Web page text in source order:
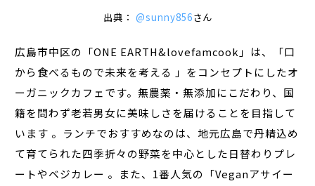
出典： @sunny856さん
広島市中区の「ONE EARTH&lovefamcook」は、「口
から食べるもので未来を考える 」をコンセプトにしたオ
ーガニックカフェです。無農薬・無添加にこだわり、国
籍を問わず老若男女に美味しさを届けることを目指して
います 。ランチでおすすめなのは、地元広島で丹精込め
て育てられた四季折々の野菜を中心とした日替わりプレ
ートやベジカレー 。また、1番人気の「Veganアサイー